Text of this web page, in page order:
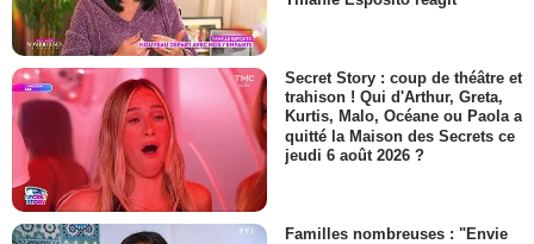
Secret Story : coup de théâtre et
trahison ! Qui d'Arthur, Greta,
Kurtis, Malo, Océane ou Paola a
quitté la Maison des Secrets ce
jeudi 6 août 2026 ?
Familles nombreuses : "Envie